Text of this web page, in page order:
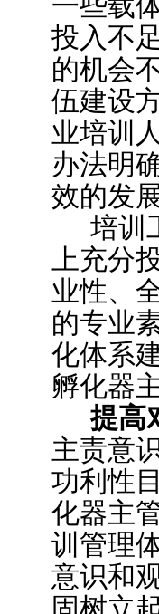
一些载
投入不
的机会
伍建设
业培训
办法明
效的发
培训
上充分
业性、
的专业
化体系
孵化器
提高
主责意
功利性
化器主
训管理
意识和